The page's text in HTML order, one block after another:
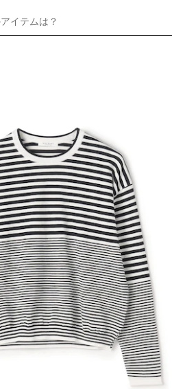
イテムは？